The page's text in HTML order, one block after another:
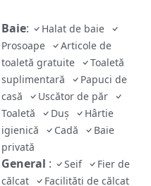
Prosoape
Articole de
toaletă gratuite
Toaletă
suplimentară
Papuci de
casă
Uscător de păr
Toaletă
Duș
Hârtie
igienică
Cadă
Baie
privată
General
călcat
Facilități de călcat
Pardoseală de